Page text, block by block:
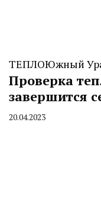
ТЕПЛОЮжный
Проверка
завершится
By
20.04.2023